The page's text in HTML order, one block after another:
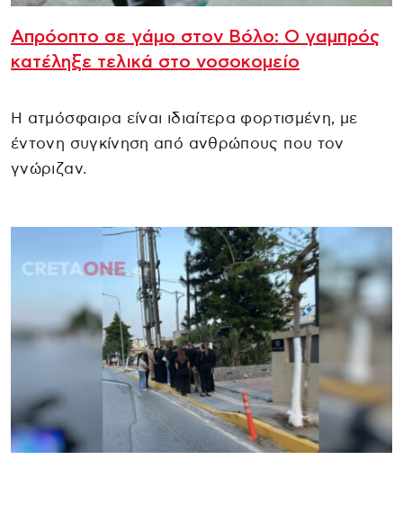
Απρόοπτο σε γάμο στον Βόλο: Ο γαμπρός
κατέληξε τελικά στο νοσοκομείο
Η ατμόσφαιρα είναι ιδιαίτερα φορτισμένη, με
έντονη συγκίνηση από ανθρώπους που τον
γνώριζαν.